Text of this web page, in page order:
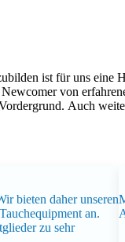
ist für uns eine
von
Auch
bieten daher unseren
an.
zu sehr